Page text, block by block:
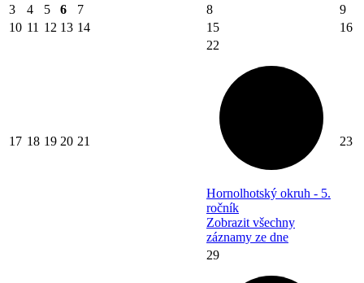
3 4 5 6 7 8
9
10 11 12 13 14 15 16
17 18 19 20 21
22
Hornolhotský okruh - 5.
ročník
Zobrazit všechny
záznamy ze dne
23
29